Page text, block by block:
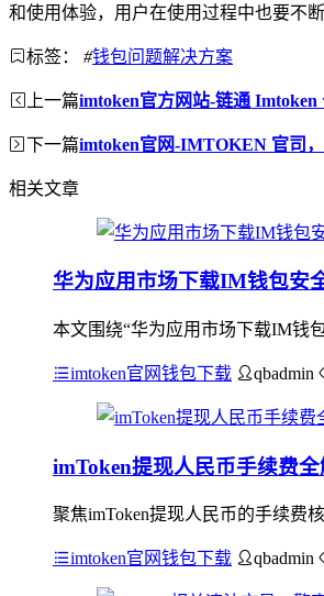
和使用体验，用户在使用过程中也要不
标签： #钱包问题解决方案
上一篇imtoken官方网站-链通
下一篇imtoken官网-IMTOKEN 官司
相关文章
华为应用市场下载IM钱包安
本文围绕“华为应用市场下载IM钱
imtoken官网钱包下载 qbadmin
imToken提现人民币手续费
聚焦imToken提现人民币的手续费
imtoken官网钱包下载 qbadmin